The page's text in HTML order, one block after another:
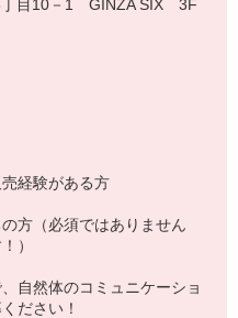
丁目10－1 GINZA SIX 3F
経験がある方
方（必須ではありません
）
自然体のコミュニケーショ
ださい！